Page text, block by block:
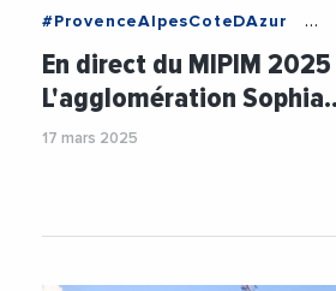
#ProvenceAlpesCoteDAzur
#Attractivite
#Developpement
#Ecologie
#Emploi
#Entreprises
#Logement
#MIPIM
En direct du MIPIM 2025
L'agglomération
17 mars 2025